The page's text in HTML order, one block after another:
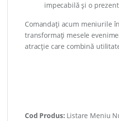
impecabilă și o
Comandați acum meniurile
transformați mesele
atracție care combină
Cod Produs: Listare Meniu